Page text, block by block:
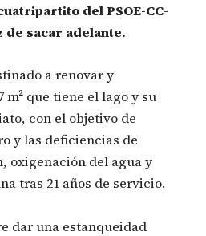
del PSOE-CC-
de sacar adelante.
a renovar y
m² que tiene el lago y su
con el objetivo de
y las deficiencias de
oxigenación del agua y
tras 21 años de servicio.
dar una estanqueidad